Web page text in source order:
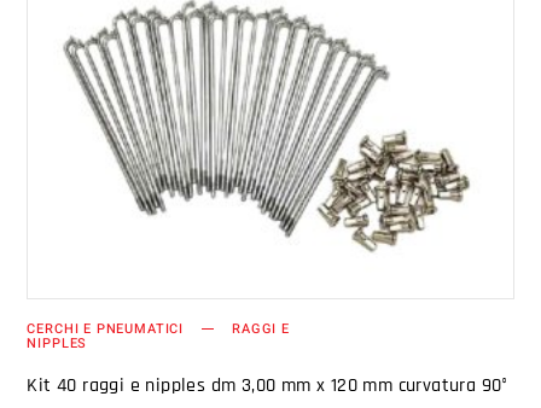
AGGIUNGI AL CARRELLO
CERCHI E PNEUMATICI RAGGI E
NIPPLES
Kit 40 raggi e nipples dm 3,00 mm x 120 mm curvatura 90°